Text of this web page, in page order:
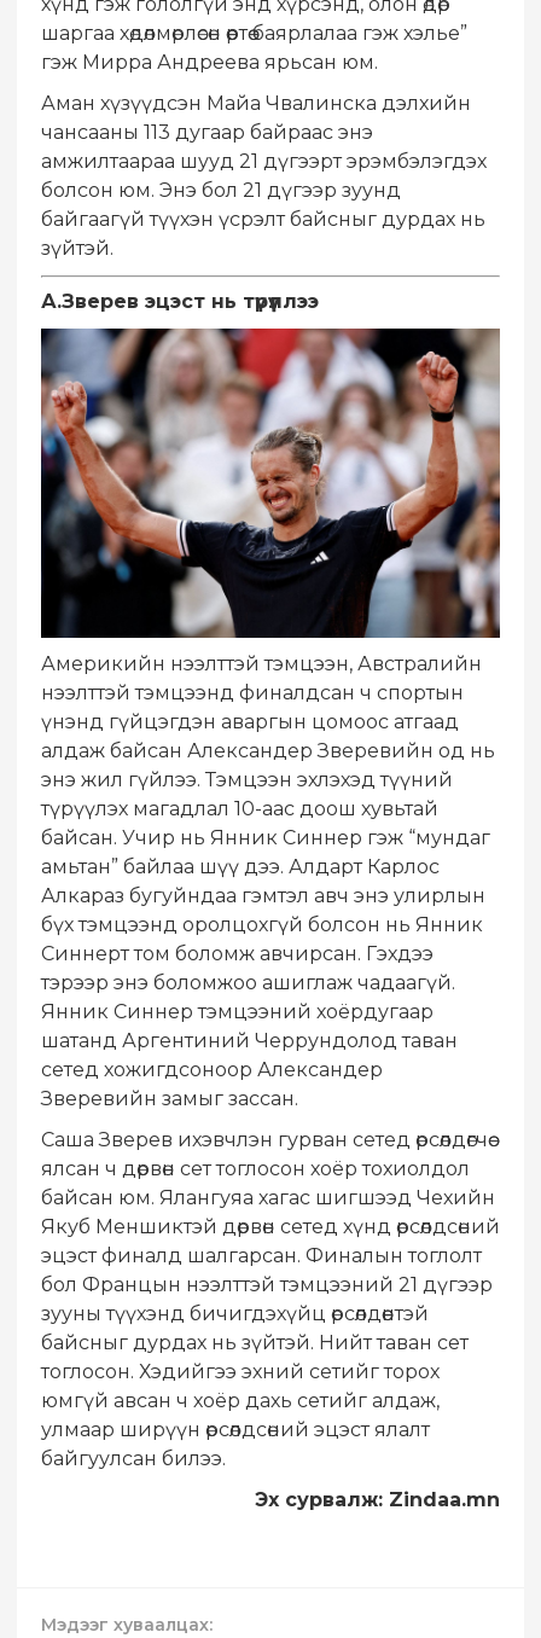
шаргаа хөдөлмөрлөсөн өөртөө баярлалаа гэж хэлье”
гэж Мирра Андреева ярьсан юм.
Аман хүзүүдсэн Майа Чвалинска дэлхийн
чансааны 113 дугаар байраас энэ
амжилтаараа шууд 21 дүгээрт эрэмбэлэгдэх
болсон юм. Энэ бол 21 дүгээр зуунд
байгаагүй түүхэн үсрэлт байсныг дурдах нь
зүйтэй.
А.Зверев эцэст нь түрүүллээ
Америкийн нээлттэй тэмцээн, Австралийн
нээлттэй тэмцээнд финалдсан ч спортын
үнэнд гүйцэгдэн аваргын цомоос атгаад
алдаж байсан Александер Зверевийн од нь
энэ жил гүйлээ. Тэмцээн эхлэхэд түүний
түрүүлэх магадлал 10-аас доош хувьтай
байсан. Учир нь Янник Синнер гэж “мундаг
амьтан” байлаа шүү дээ. Алдарт Карлос
Алкараз бугуйндаа гэмтэл авч энэ улирлын
бүх тэмцээнд оролцохгүй болсон нь Янник
Синнерт том боломж авчирсан. Гэхдээ
тэрээр энэ боломжоо ашиглаж чадаагүй.
Янник Синнер тэмцээний хоёрдугаар
шатанд Аргентиний Черрундолод таван
сетед хожигдсоноор Александер
Зверевийн замыг зассан.
Саша Зверев ихэвчлэн гурван сетед өрсөлдөгчөө
ялсан ч дөрвөн сет тоглосон хоёр тохиолдол
байсан юм. Ялангуяа хагас шигшээд Чехийн
Якуб Меншиктэй дөрвөн сетед хүнд өрсөлдсөний
эцэст финалд шалгарсан. Финалын тоглолт
бол Францын нээлттэй тэмцээний 21 дүгээр
зууны түүхэнд бичигдэхүйц өрсөлдөөнтэй
байсныг дурдах нь зүйтэй. Нийт таван сет
тоглосон. Хэдийгээ эхний сетийг торох
юмгүй авсан ч хоёр дахь сетийг алдаж,
улмаар ширүүн өрсөлдсөний эцэст ялалт
байгуулсан билээ.
Эх сурвалж: Zindaa.mn
Мэдээг хуваалцах: